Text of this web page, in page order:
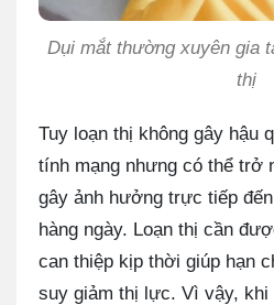
Dụi mắt thường xuyên gia
thị
Tuy loạn thị không gây hậu
tính mạng nhưng có thể trở
gây ảnh hưởng trực tiếp
hàng ngày. Loạn thị cần
can thiệp kịp thời giúp hạn
suy giảm thị lực. Vì vậy, khi